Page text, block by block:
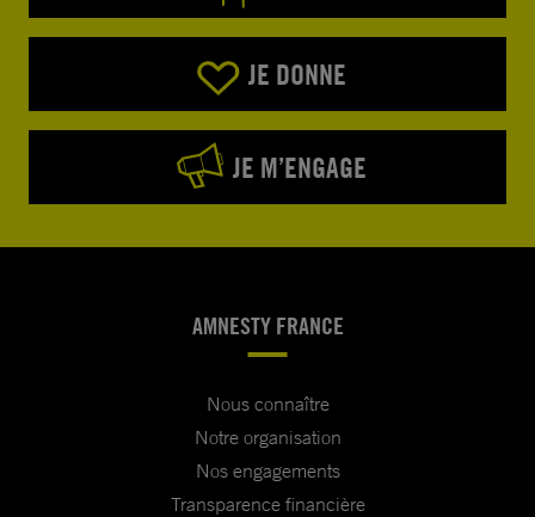
JE DONNE
JE M’ENGAGE
AMNESTY FRANCE
Nous connaître
Notre organisation
Nos engagements
Transparence financière